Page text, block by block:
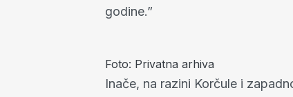
godine.”
Foto: Privatna arhiva
Inače, na razini Korčule i